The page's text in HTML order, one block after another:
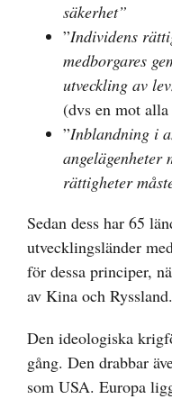
säkerhet”
”Individens
medborgares
utveckling av
(dvs en mot
”Inblandning i
angelägenheter
rättigheter
Sedan dess har 65
utvecklingsländer
för dessa principer,
av Kina och Ryssland.
Den ideologiska
gång. Den drabbar
som USA. Europa